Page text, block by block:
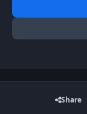
Share